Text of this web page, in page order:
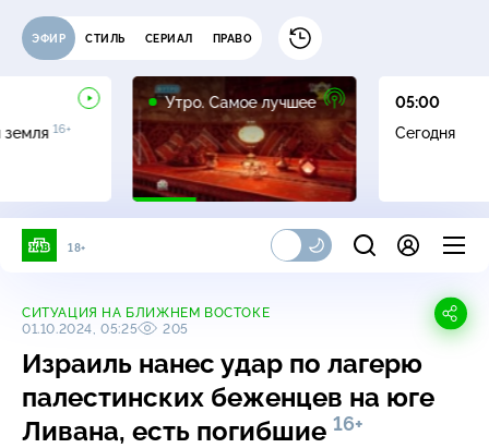
ЭФИР СТИЛЬ СЕРИАЛ ПРАВО
земля 16+
Утро. Самое лучшее
16+
05:00
Сегодня
18+
СИТУАЦИЯ НА БЛИЖНЕМ ВОСТОКЕ
01.10.2024, 05:25
205
Израиль нанес удар по лагерю
палестинских беженцев на юге
Ливана, есть погибшие 16+